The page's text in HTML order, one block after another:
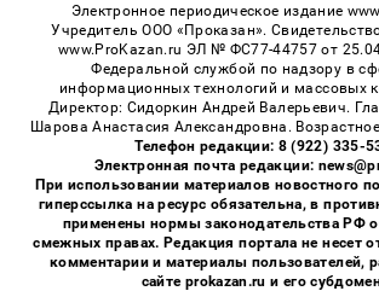
Электронное периодическое издание
Учредитель ООО «Проказан».
www.ProKazan.ru ЭЛ № ФС77-44757 от
Федеральной службой по надзору в
информационных технологий и массовых
Директор: Сидоркин Андрей Валерьевич.
Шарова Анастасия Александровна.
Телефон редакции: 8 (922) 335-
Электронная почта редакции:
При использовании материалов новостного
гиперссылка на ресурс обязательна, в
применены нормы законодательства РФ
смежных правах. Редакция портала не несет
комментарии и материалы пользователей,
сайте prokazan.ru и его